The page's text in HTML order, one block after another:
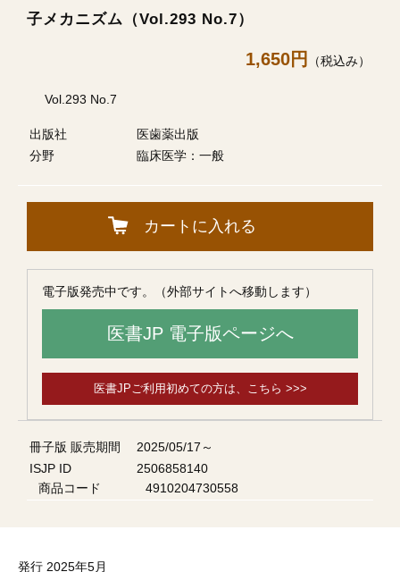
子メカニズム（Vol.293 No.7）
1,650円 （税込み）
Vol.293 No.7
出版社
医歯薬出版
分野
臨床医学：一般
カートに入れる
電子版発売中です。（外部サイトへ移動します）
医書JP 電子版ページへ
医書JPご利用初めての方は、こちら >>>
冊子版 販売期間
2025/05/17～
ISJP ID
2506858140
商品コード
4910204730558
発行 2025年5月